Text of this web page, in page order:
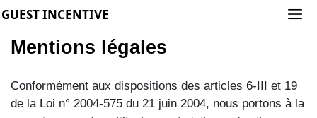
GUEST INCENTIVE
Mentions légales
Conformément aux dispositions des articles 6-III et 19
de la Loi n° 2004-575 du 21 juin 2004, nous portons à la